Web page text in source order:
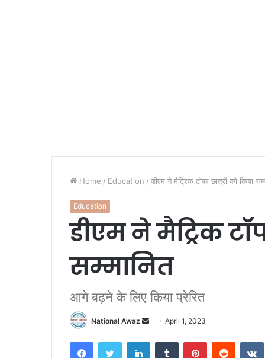
Home / Education / डीएम ने मैट्रिक टॉपर छात्रों को किया
Education
डीएम ने मैट्रिक
सम्मानित
आगे बढ़ने के लिए किया प्रेरित
National Awaz April 1, 2023